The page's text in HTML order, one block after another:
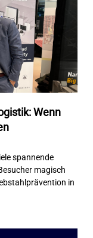
Wenn
spannende
magisch
in